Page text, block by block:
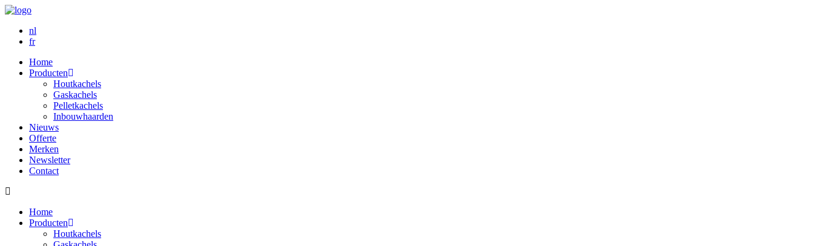
nl
fr
Home
Producten
Houtkachels
Gaskachels
Pelletkachels
Inbouwhaarden
Nieuws
Offerte
Merken
Newsletter
Contact
Home
Producten
Houtkachels